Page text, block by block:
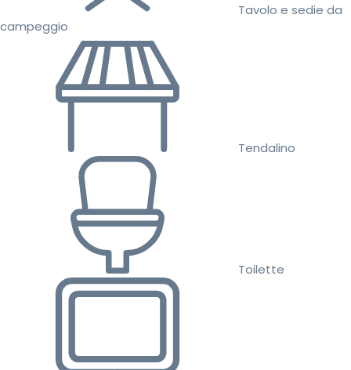
Tavolo e sedie da
campeggio
Tendalino
Toilette